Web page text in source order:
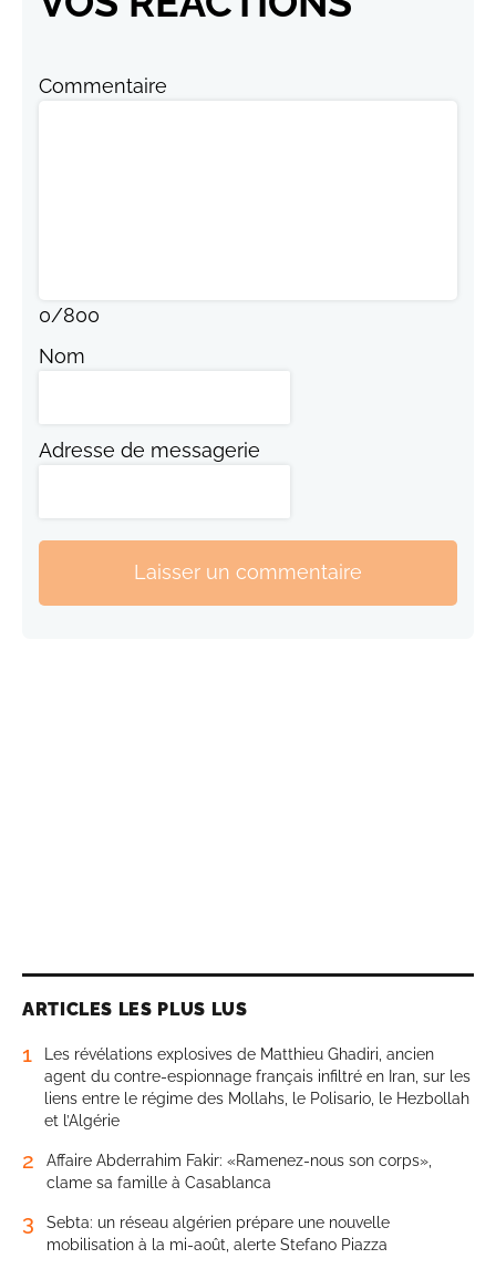
Commentaire
0/800
Nom
Adresse de messagerie
Laisser un commentaire
ARTICLES LES PLUS LUS
1
Les révélations explosives de Matthieu Ghadiri, ancien
agent du contre-espionnage français infiltré en Iran, sur les
liens entre le régime des Mollahs, le Polisario, le Hezbollah
et l’Algérie
2
Affaire Abderrahim Fakir: «Ramenez-nous son corps»,
clame sa famille à Casablanca
3
Sebta: un réseau algérien prépare une nouvelle
mobilisation à la mi-août, alerte Stefano Piazza